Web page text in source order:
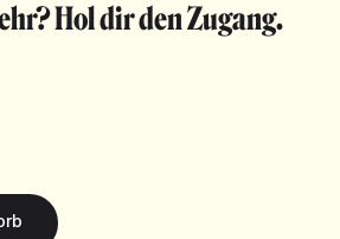
Hol dir den Zugang.